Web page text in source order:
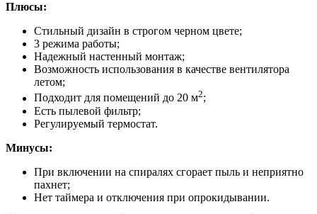
Плюсы:
Стильный дизайн в строгом черном цвете;
3 режима работы;
Надежный настенный монтаж;
Возможность использования в качестве вентилятора
летом;
Подходит для помещений до 20 м2;
Есть пылевой фильтр;
Регулируемый термостат.
Минусы:
При включении на спиралях сгорает пыль и неприятно
пахнет;
Нет таймера и отключения при опрокидывании.